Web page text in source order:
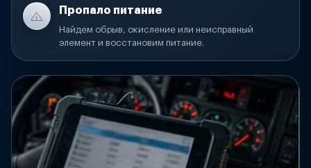
Пропало питание
Найдем обрыв, окисление или неисправный
элемент и восстановим питание.